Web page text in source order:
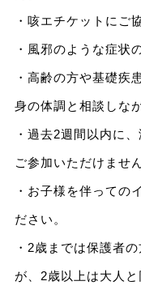
・咳エチケットにご
・風邪のような症状
・高齢の方や基礎疾
身の体調と相談しな
・過去2週間以内に
ご参加いただけません
・お子様を伴っての
ださい。
・2歳までは保護者
が、2歳以上は大人